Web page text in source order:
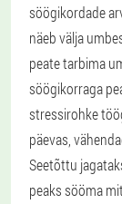
söögikordade
näeb välja
peate tarbima
söögikorraga
stressirohke
päevas,
Seetõttu
peaks sööma